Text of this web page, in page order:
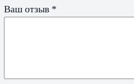
Ваш отзыв *